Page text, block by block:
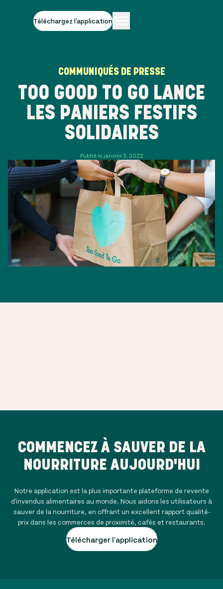
Téléchargez l'application
COMMUNIQUÉS DE PRESSE
TOO GOOD TO GO LANCE
LES PANIERS FESTIFS
SOLIDAIRES
Publié le janvier 3, 2022
COMMENCEZ À SAUVER DE LA
NOURRITURE AUJOURD'HUI
Notre application est la plus importante plateforme de revente
d'invendus alimentaires au monde. Nous aidons les utilisateurs à
sauver de la nourriture, en offrant un excellent rapport qualité-
prix dans les commerces de proximité, cafés et restaurants.
Télécharger l'application